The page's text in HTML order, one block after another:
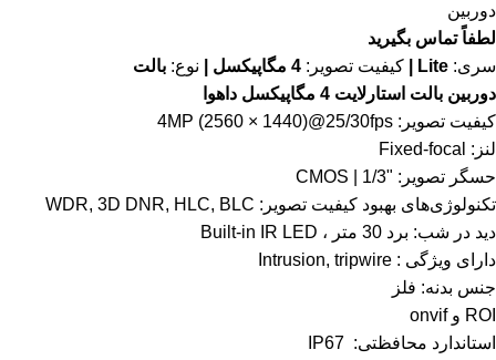
دوربین
لطفاً تماس بگیرید
سری: Lite | کیفیت تصویر: نوع: بالت
دوربین بالت استارلایت 4 مگاپیکسل داهوا
کیفیت تصویر: 4MP (2560 × 1440)@25/30fps
لنز: Fixed-focal
حسگر تصویر: "1/3 | CMOS
تکنولوژی‌های بهبود کیفیت تصویر: WDR, 3D DNR, HLC, BLC
دید در شب: برد 30 متر ، Built-in IR LED
دارای ویژگی : Intrusion, tripwire
جنس بدنه: فلز
ROI و onvif
استاندارد محافظتی: IP67